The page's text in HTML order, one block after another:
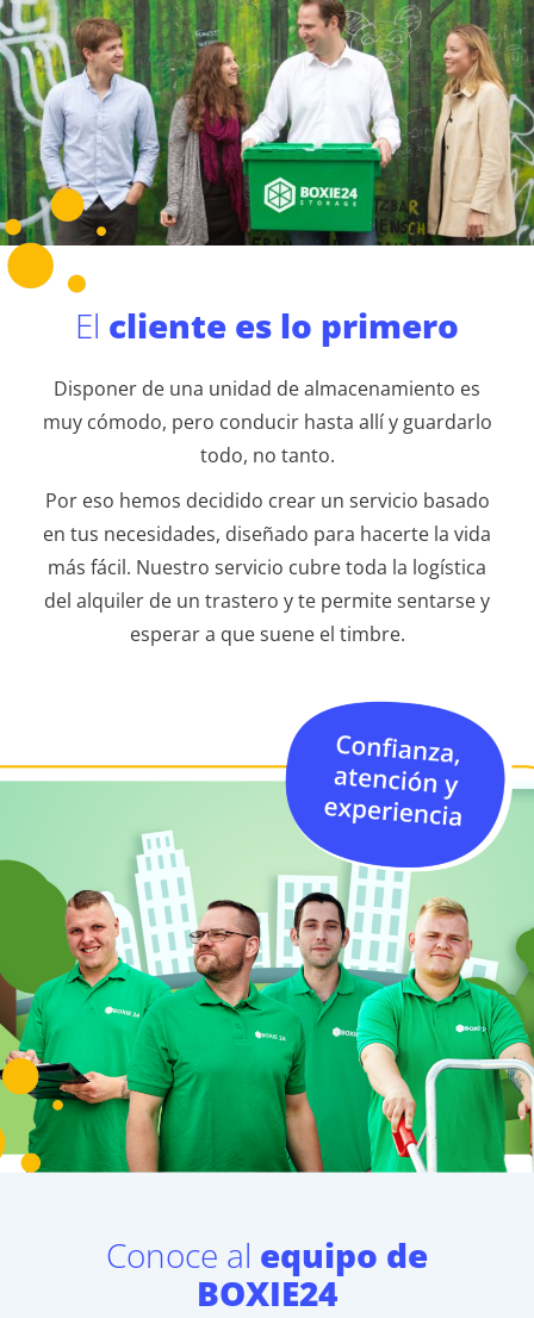
El cliente es lo primero
Disponer de una unidad de almacenamiento es
muy cómodo, pero conducir hasta allí y guardarlo
todo, no tanto.
Por eso hemos decidido crear un servicio basado
en tus necesidades, diseñado para hacerte la vida
más fácil. Nuestro servicio cubre toda la logística
del alquiler de un trastero y te permite sentarse y
esperar a que suene el timbre.
Conoce al equipo de
BOXIE24